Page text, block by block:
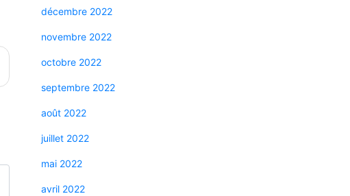
décembre 2022
novembre 2022
octobre 2022
septembre 2022
août 2022
juillet 2022
mai 2022
avril 2022